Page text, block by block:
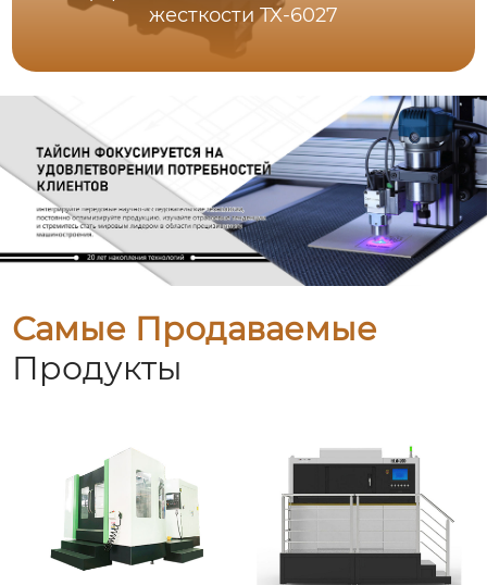
жесткости TX-6027
Самые Продаваемые
Продукты